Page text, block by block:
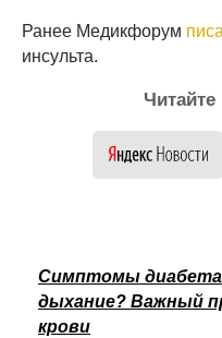
Ранее Медикфорум
инсульта.
Симптомы
дыхание? Важный
крови